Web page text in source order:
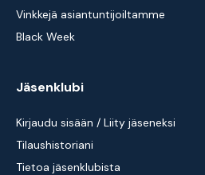
Vinkkejä asiantuntijoiltamme
Black Week
Jäsenklubi
Kirjaudu sisään / Liity jäseneksi
Tilaushistoriani
Tietoa jäsenklubista